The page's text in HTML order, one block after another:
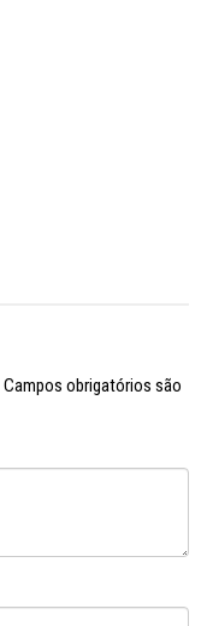
Campos obrigatórios são